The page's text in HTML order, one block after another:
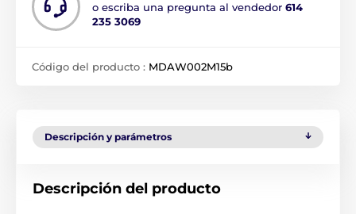
o escriba una pregunta al vendedor 614
235 3069
Código del producto : MDAW002M15b
Descripción y parámetros
Descripción del producto